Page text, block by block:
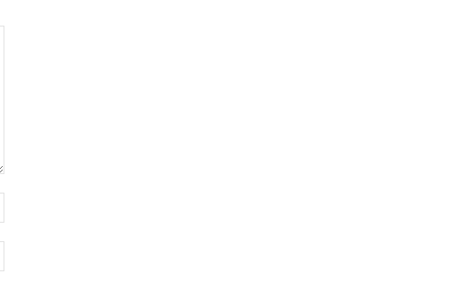
electrónico:*